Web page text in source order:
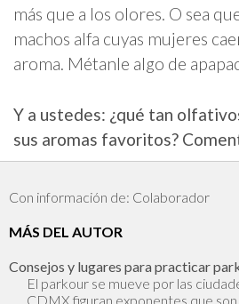
más que a los olores. O sea
machos alfa cuyas mujeres
aroma. Métanle algo de
Y a ustedes: ¿qué tan
sus aromas favoritos?
Con información de: Colaborador
MÁS DEL AUTOR
Consejos y lugares para practicar
El parkour se mueve por las
CDMX figuran exponentes que